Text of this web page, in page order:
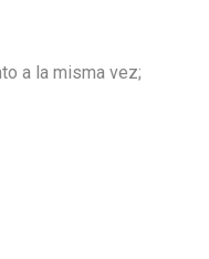
a la misma vez;